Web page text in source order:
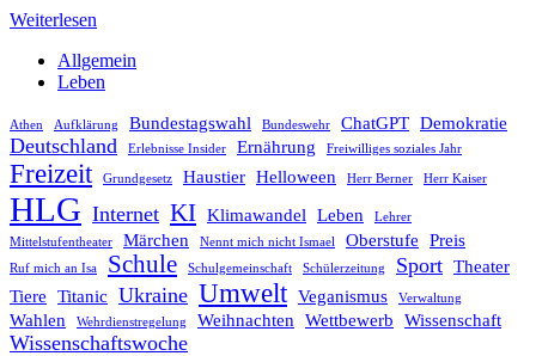
Weiterlesen
Allgemein
Leben
Athen Aufklärung Bundestagswahl Bundeswehr ChatGPT Demokratie
Deutschland Erlebnisse Insider Ernährung Freiwilliges soziales Jahr
Freizeit Grundgesetz Haustier Helloween Herr Berner Herr Kaiser
HLG Internet KI Klimawandel Leben
Lehrer
Mittelstufentheater
Märchen Nennt mich nicht Ismael Oberstufe Preis
Ruf mich an Isa Schule Schulgemeinschaft Schülerzeitung Sport Theater
Tiere Titanic Ukraine Umwelt Veganismus Verwaltung
Wahlen Wehrdienstregelung Weihnachten Wettbewerb Wissenschaft
Wissenschaftswoche